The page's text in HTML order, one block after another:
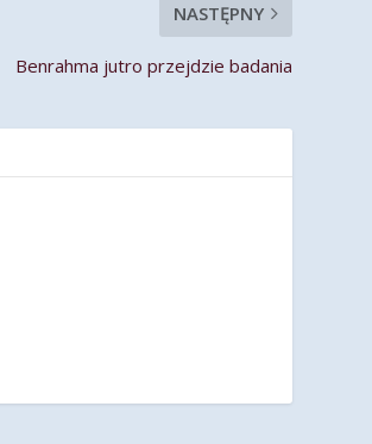
NASTĘPNY
Benrahma jutro przejdzie badania